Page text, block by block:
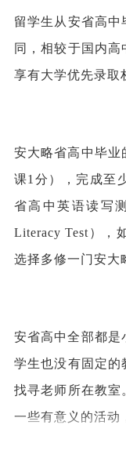
留学生从安省高
同，相较于国内高
享有大学优先录取
安大略省高中毕业
课1分），完成至
省高中英语读写
Literacy Test），
选择多修一门安大
安省高中全部都是
学生也没有固定的
找寻老师所在教室
一些有意义的活动